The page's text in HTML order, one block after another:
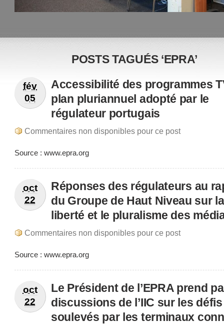
POSTS TAGUÉS ‘EPRA’
fév
05
Accessibilité des programmes
plan pluriannuel adopté par le
régulateur portugais
Commentaires non disponibles pour ce post
Source : www.epra.org
oct
22
Réponses des régulateurs au
du Groupe de Haut Niveau sur la
liberté et le pluralisme des
Commentaires non disponibles pour ce post
Source : www.epra.org
oct
22
Le Président de l’EPRA prend
discussions de l’IIC sur les défis
soulevés par les terminaux